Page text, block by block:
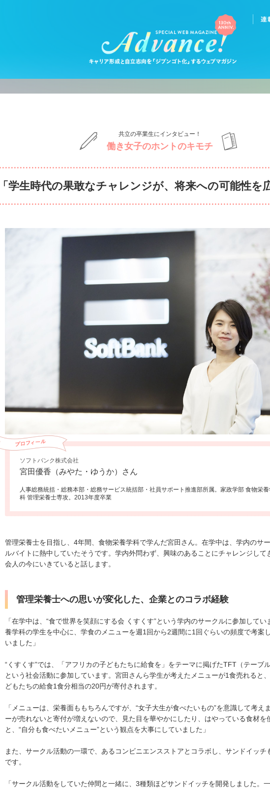
共立の卒業生にインタビュー！
働き女子のホントのキモチ
「学生時代の果敢なチャレンジが、将来への可能性を
ソフトバンク株式会社
宮田優香（みやた・ゆうか）さん
人事総務統括・総務本部・総務サービス統括部・社員サポート推進部所属。家政学部 食物栄
科 管理栄養士専攻。2013年度卒業
管理栄養士を目指し、4年間、食物栄養学科で学んだ宮田さん。在学中は、学内のサ
ルバイトに熱中していたそうです。学内外問わず、興味のあることにチャレンジして
会人の今にいきていると話します。
管理栄養士への思いが変化した、企業とのコラボ経験
「在学中は、“食で世界を笑顔にする会 くすくす”という学内のサークルに参加してい
養学科の学生を中心に、学食のメニューを週1回から2週間に1回ぐらいの頻度で考案
いました」
“くすくす”では、「アフリカの子どもたちに給食を」をテーマに掲げたTFT（テーブ
という社会活動に参加しています。宮田さんら学生が考えたメニューが1食売れると
どもたちの給食1食分相当の20円が寄付されます。
「メニューは、栄養面ももちろんですが、“女子大生が食べたいもの”を意識して考え
ーが売れないと寄付が増えないので、見た目を華やかにしたり、はやっている食材を
と、“自分も食べたいメニュー”という観点を大事にしていました」
また、サークル活動の一環で、あるコンビニエンスストアとコラボし、サンドイッチ
です。
「サークル活動をしていた仲間と一緒に、3種類ほどサンドイッチを開発しました。